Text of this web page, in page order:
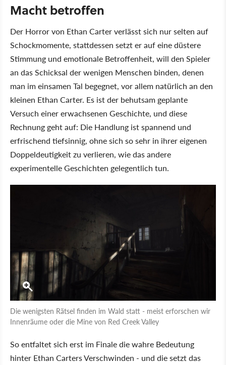
Macht betroffen
Der Horror von Ethan Carter verlässt sich nur selten auf
Schockmomente, stattdessen setzt er auf eine düstere
Stimmung und emotionale Betroffenheit, will den Spieler
an das Schicksal der wenigen Menschen binden, denen
man im einsamen Tal begegnet, vor allem natürlich an den
kleinen Ethan Carter. Es ist der behutsam geplante
Versuch einer erwachsenen Geschichte, und diese
Rechnung geht auf: Die Handlung ist spannend und
erfrischend tiefsinnig, ohne sich so sehr in ihrer eigenen
Doppeldeutigkeit zu verlieren, wie das andere
experimentelle Geschichten gelegentlich tun.
Die wenigsten Rätsel finden im Wald statt - meist erforschen wir
Innenräume oder die Mine von Red Creek Valley
So entfaltet sich erst im Finale die wahre Bedeutung
hinter Ethan Carters Verschwinden - und die setzt das